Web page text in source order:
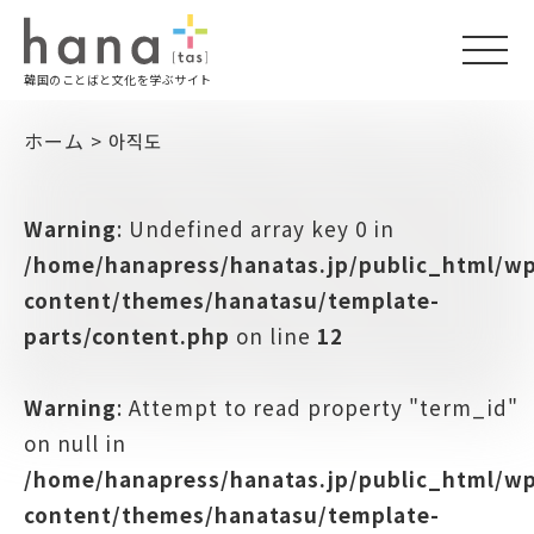
韓国のことばと文化を学ぶサイト
ホーム > 아직도
Warning: Undefined array key 0 in
/home/hanapress/hanatas.jp/public_html/
content/themes/hanatasu/template-
parts/content.php on line 12
Warning: Attempt to read property "term_id"
on null in
/home/hanapress/hanatas.jp/public_html/
content/themes/hanatasu/template-